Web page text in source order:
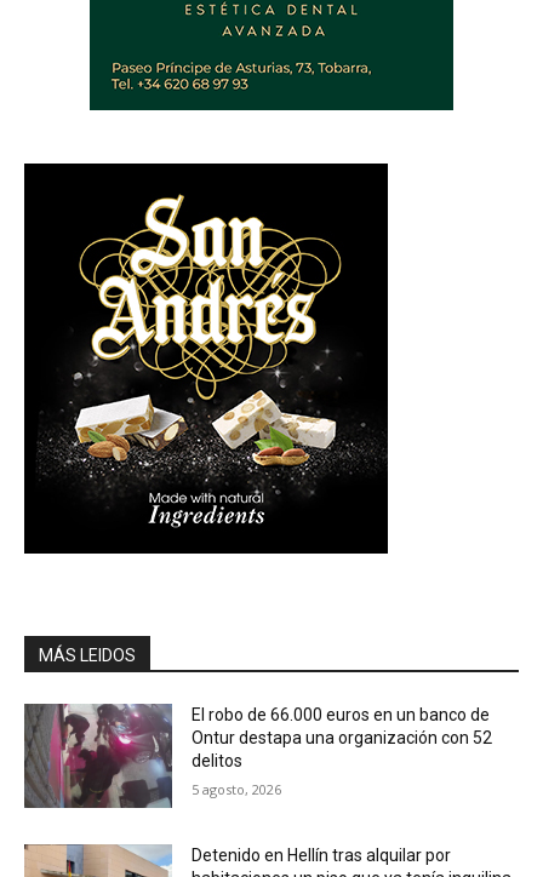
MÁS LEIDOS
El robo de 66.000 euros en un banco de
Ontur destapa una organización con 52
delitos
5 agosto, 2026
Detenido en Hellín tras alquilar por